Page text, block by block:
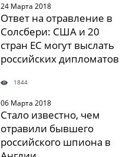
24 Марта 2018
Ответ на отравление в
Солсбери: США и 20
стран ЕС могут выслать
российских дипломатов
1844
06 Марта 2018
Стало известно, чем
отравили бывшего
российского шпиона в